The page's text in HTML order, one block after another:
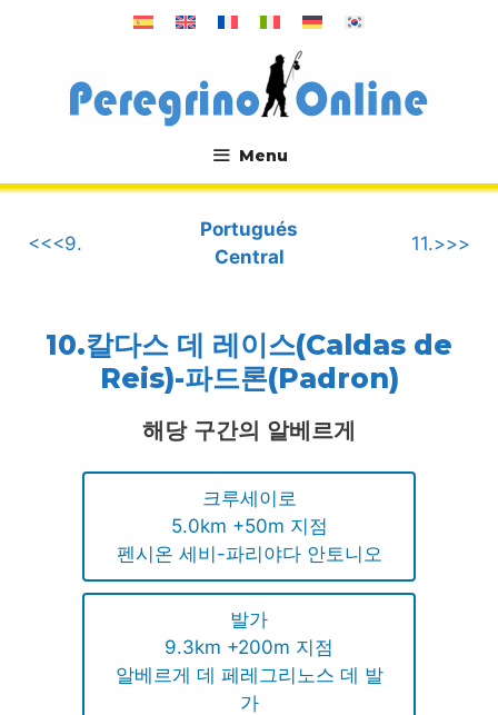
뛰
Menu
.
<<<9.
Portugués
Central
11.>>>
10.칼다스 데 레이스(Caldas de
Reis)-파드론(Padron)
해당 구간의 알베르게
크루세이로
5.0km +50m 지점
펜시온 세비-파리야다 안토니오
발가
9.3km +200m 지점
알베르게 데 페레그리노스 데 발
가